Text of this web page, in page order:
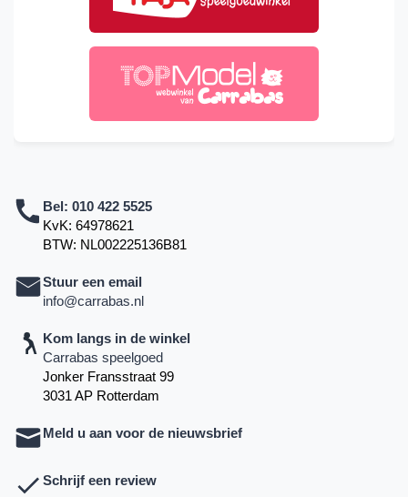
Bel: 010 422 5525
KvK: 64978621
BTW: NL002225136B81
Stuur een email
info@carrabas.nl
Kom langs in de winkel
Carrabas speelgoed
Jonker Fransstraat 99
3031 AP Rotterdam
Meld u aan voor de nieuwsbrief
Schrijf een review